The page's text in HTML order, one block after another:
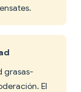
grasas-
El